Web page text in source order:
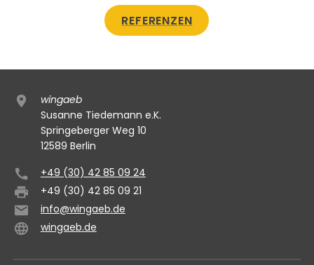
REFERENZEN
wingaeb
Susanne Tiedemann e.K.
Springeberger Weg 10
12589 Berlin
+49 (30) 42 85 09 24
+49 (30) 42 85 09 21
info@wingaeb.de
wingaeb.de